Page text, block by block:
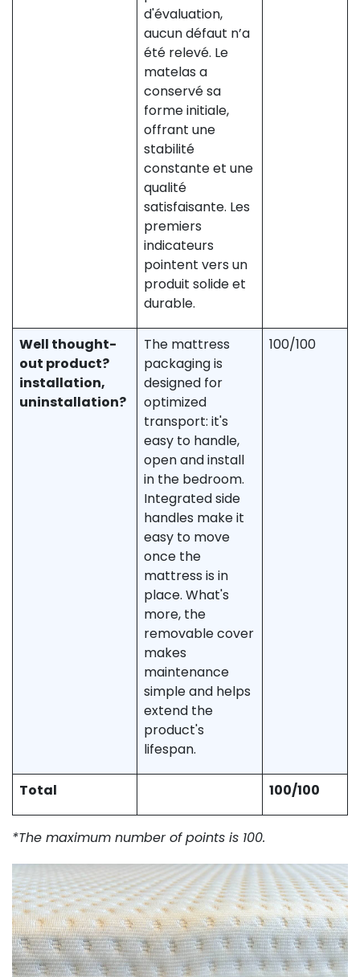
d'évaluation,
aucun défaut n’a
été relevé. Le
matelas a
conservé sa
forme initiale,
offrant une
stabilité
constante et une
qualité
satisfaisante. Les
premiers
indicateurs
pointent vers un
produit solide et
durable.
Well thought-
out product?
installation,
uninstallation?
The mattress
packaging is
designed for
optimized
transport: it's
easy to handle,
open and install
in the bedroom.
Integrated side
handles make it
easy to move
once the
mattress is in
place. What's
more, the
removable cover
makes
maintenance
simple and helps
extend the
product's
lifespan.
100/100
Total 100/100
*The maximum number of points is 100.